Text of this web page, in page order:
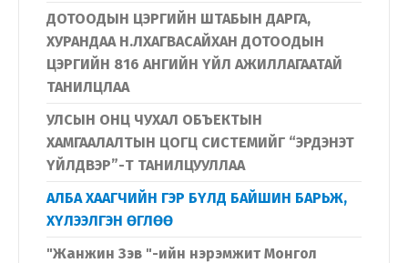
ДОТООДЫН ЦЭРГИЙН ШТАБЫН ДАРГА,
ХУРАНДАА Н.ЛХАГВАСАЙХАН ДОТООДЫН
ЦЭРГИЙН 816 АНГИЙН ҮЙЛ АЖИЛЛАГААТАЙ
ТАНИЛЦЛАА
УЛСЫН ОНЦ ЧУХАЛ ОБЪЕКТЫН
ХАМГААЛАЛТЫН ЦОГЦ СИСТЕМИЙГ “ЭРДЭНЭТ
ҮЙЛДВЭР”-Т ТАНИЛЦУУЛЛАА
АЛБА ХААГЧИЙН ГЭР БҮЛД БАЙШИН БАРЬЖ,
ХҮЛЭЭЛГЭН ӨГЛӨӨ
"Жанжин Зэв "-ийн нэрэмжит Монгол